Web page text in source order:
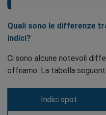
Quali sono le differenze
indici?
Ci sono alcune notevoli
offriamo. La tabella
Indici spot